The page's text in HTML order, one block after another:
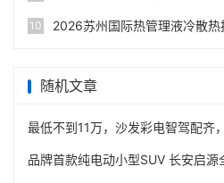
10 2026苏州国际热管理液冷散热
随机文章
最低不到11万，沙发彩电智驾配齐
品牌首款纯电动小型SUV 长安启